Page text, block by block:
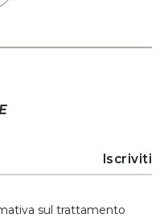
sul trattamento